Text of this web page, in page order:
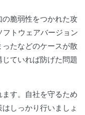
の脆弱性をつかれた攻
フトウェアバージョン
たなどのケースが散
ていれば防げた問題
す。自社を守るため
はしっかり行いましょ